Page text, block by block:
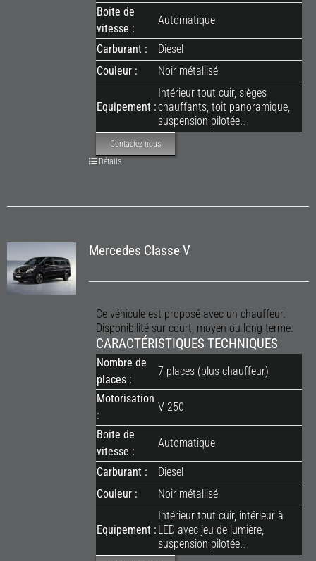
Boite de
vitesse :
Automatique
Carburant :
Diesel
Couleur :
Noir métallisé
Equipement :
Intérieur tout cuir, sièges
chauffants, toit panoramique,
suspension pilotée…
Contactez-nous
Détails
Mercedes Classe V
Ce véhicule est proposé avec un chauffeur.
Disponibilité sur court, moyen ou long terme.
CARACTÉRISTIQUES TECHNIQUES
Nombre de
places :
7 places (plus chauffeur)
Motorisation
:
V 250
Boite de
vitesse :
Automatique
Carburant :
Diesel
Couleur :
Noir métallisé
Equipement :
Intérieur tout cuir, intérieur à
LED avec jeu de lumière,
suspension pilotée…